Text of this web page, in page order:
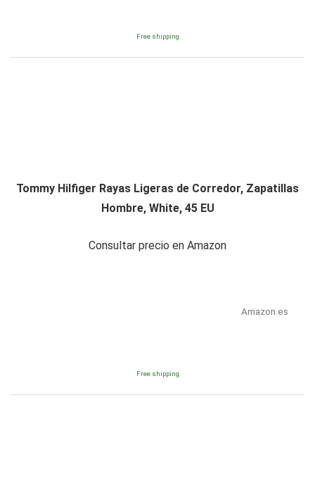
Free shipping
Tommy Hilfiger Rayas Ligeras de Corredor, Zapatillas
Hombre, White, 45 EU
Consultar precio en Amazon
Amazon.es
Free shipping